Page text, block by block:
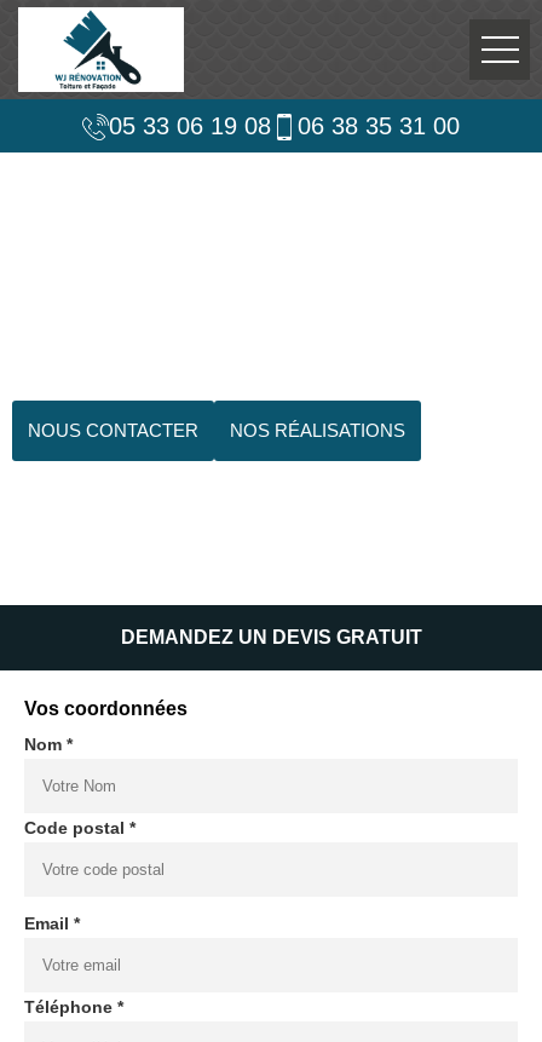
05 33 06 19 08 06 38 35 31 00
NOUS CONTACTER NOS RÉALISATIONS
DEMANDEZ UN DEVIS GRATUIT
Vos coordonnées
Nom *
Code postal *
Email *
Téléphone *